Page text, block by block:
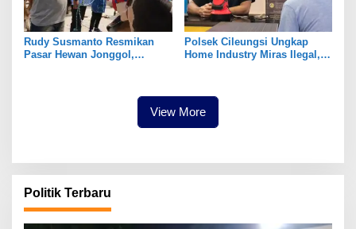
Rudy Susmanto Resmikan
Pasar Hewan Jonggol,
Polsek Cileungsi Ungkap
Home Industry Miras Ilegal,
View More
Politik Terbaru